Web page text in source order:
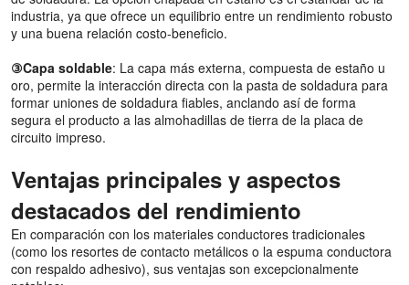
industria, ya que ofrece un equilibrio entre un rendimiento robusto
y una buena relación costo-beneficio.
③Capa soldable: La capa más externa, compuesta de estaño u
oro, permite la interacción directa con la pasta de soldadura para
formar uniones de soldadura fiables, anclando así de forma
segura el producto a las almohadillas de tierra de la placa de
circuito impreso.
Ventajas principales y aspectos
destacados del rendimiento
En comparación con los materiales conductores tradicionales
(como los resortes de contacto metálicos o la espuma conductora
con respaldo adhesivo), sus ventajas son excepcionalmente